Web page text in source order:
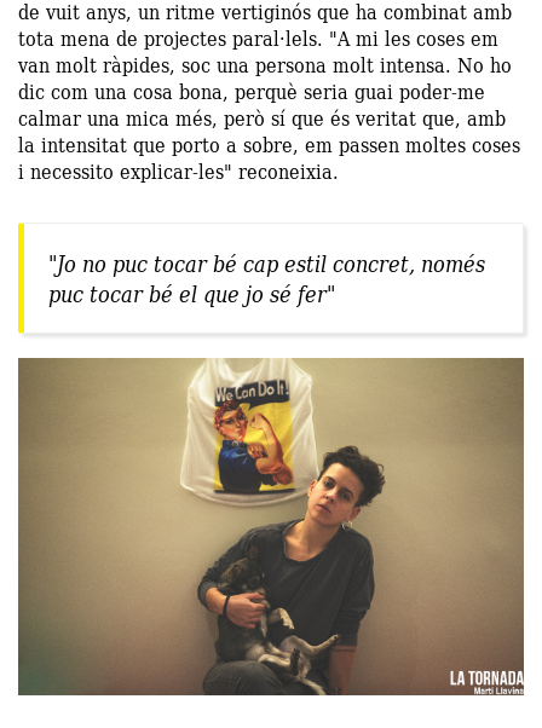
de vuit anys, un ritme vertiginós que ha combinat amb
tota mena de projectes paral·lels. "A mi les coses em
van molt ràpides, soc una persona molt intensa. No ho
dic com una cosa bona, perquè seria guai poder-me
calmar una mica més, però sí que és veritat que, amb
la intensitat que porto a sobre, em passen moltes coses
i necessito explicar-les" reconeixia.
"Jo no puc tocar bé cap estil concret, només
puc tocar bé el que jo sé fer"